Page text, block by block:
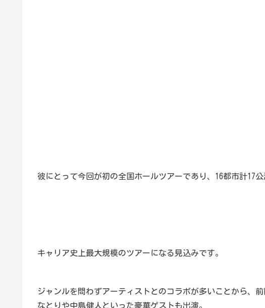
彼にとって今回が初の全国ホールツアーであり、16都市計17
キャリア史上最大規模のツアーになる見込みです。
ジャンルを問わずアーティストとのコラボが多いことから、前
なとりや中島健人といった豪華ゲストも出演。